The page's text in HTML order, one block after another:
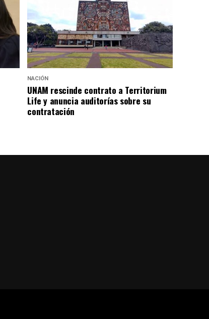
NACIÓN
UNAM rescinde contrato a Territorium
Life y anuncia auditorías sobre su
contratación